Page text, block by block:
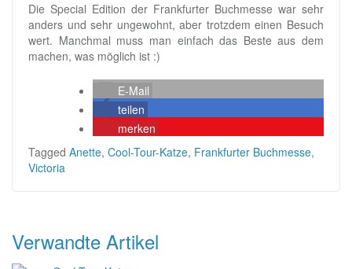
Die Special Edition der Frankfurter Buchmesse war sehr
anders und sehr ungewohnt, aber trotzdem einen Besuch
wert. Manchmal muss man einfach das Beste aus dem
machen, was möglich ist :)
E-Mail
teilen
merken
Tagged Anette, Cool-Tour-Katze, Frankfurter Buchmesse,
Victoria
Verwandte Artikel
Beitragsnavigation